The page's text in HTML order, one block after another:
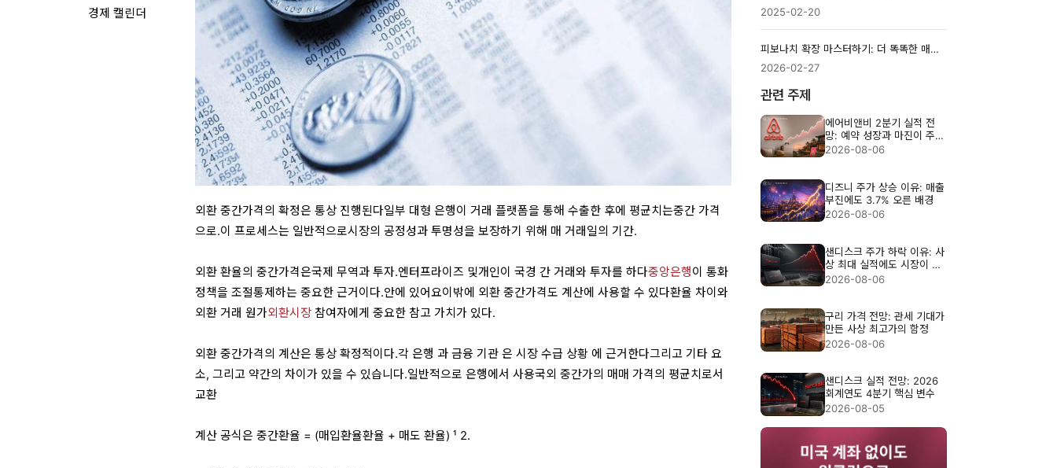
경제 캘린더
외환 중간가격의 확정은 통상 진행된다일부 대형 은행이 거래 플랫폼을 통해 수출한 후에 평균치는중간 가격
으로.이 프로세스는 일반적으로시장의 공정성과 투명성을 보장하기 위해 매 거래일의 기간.
외환 환율의 중간가격은국제 무역과 투자.엔터프라이즈 및개인이 국경 간 거래와 투자를 하다중앙은행이 통화
정책을 조절통제하는 중요한 근거이다.안에 있어요이밖에 외환 중간가격도 계산에 사용할 수 있다환율 차이와
외환 거래 원가외환시장 참여자에게 중요한 참고 가치가 있다.
외환 중간가격의 계산은 통상 확정적이다.각 은행 과 금융 기관 은 시장 수급 상황 에 근거한다그리고 기타 요
소, 그리고 약간의 차이가 있을 수 있습니다.일반적으로 은행에서 사용국외 중간가의 매매 가격의 평균치로서
교환
계산 공식은 중간환율 = (매입환율환율 + 매도 환율) ¹ 2.
2025-02-20
피보나치 확장 마스터하기: 더 똑똑한 매매 계획을 위한 가이드
2026-02-27
관련 주제
에어비앤비 2분기 실적 전
망: 예약 성장과 마진이 주가
를 가를까
2026-08-06
디즈니 주가 상승 이유: 매출
부진에도 3.7% 오른 배경
2026-08-06
샌디스크 주가 하락 이유: 사
상 최대 실적에도 시장이 실
망한 이유
2026-08-06
구리 가격 전망: 관세 기대가
만든 사상 최고가의 함정
2026-08-06
샌디스크 실적 전망: 2026
회계연도 4분기 핵심 변수
2026-08-05